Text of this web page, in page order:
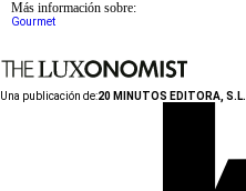
Más información sobre:
Gourmet
Una publicación de:20 MINUTOS EDITORA, S.L.